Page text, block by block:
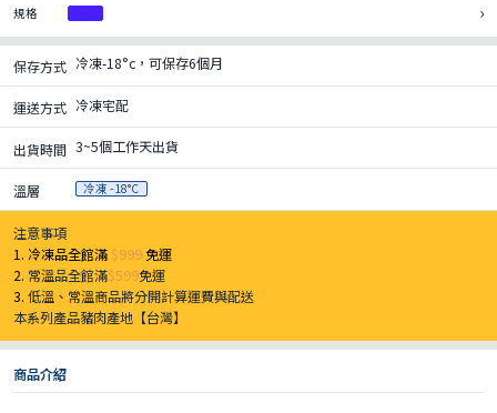
規格 ›
保存方式 冷凍-18°c，可保存6個月
運送方式 冷凍宅配
出貨時間 3~5個工作天出貨
溫層 冷凍 -18°C
注意事項
1. 冷凍品全館滿 $999免運
2. 常溫品全館滿$599免運
3.低溫、常溫商品將分開計算運費與配送
本系列產品豬肉產地【台灣】
商品介紹